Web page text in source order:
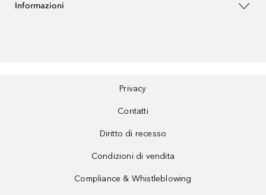
Informazioni
Privacy
Contatti
Diritto di recesso
Condizioni di vendita
Compliance & Whistleblowing